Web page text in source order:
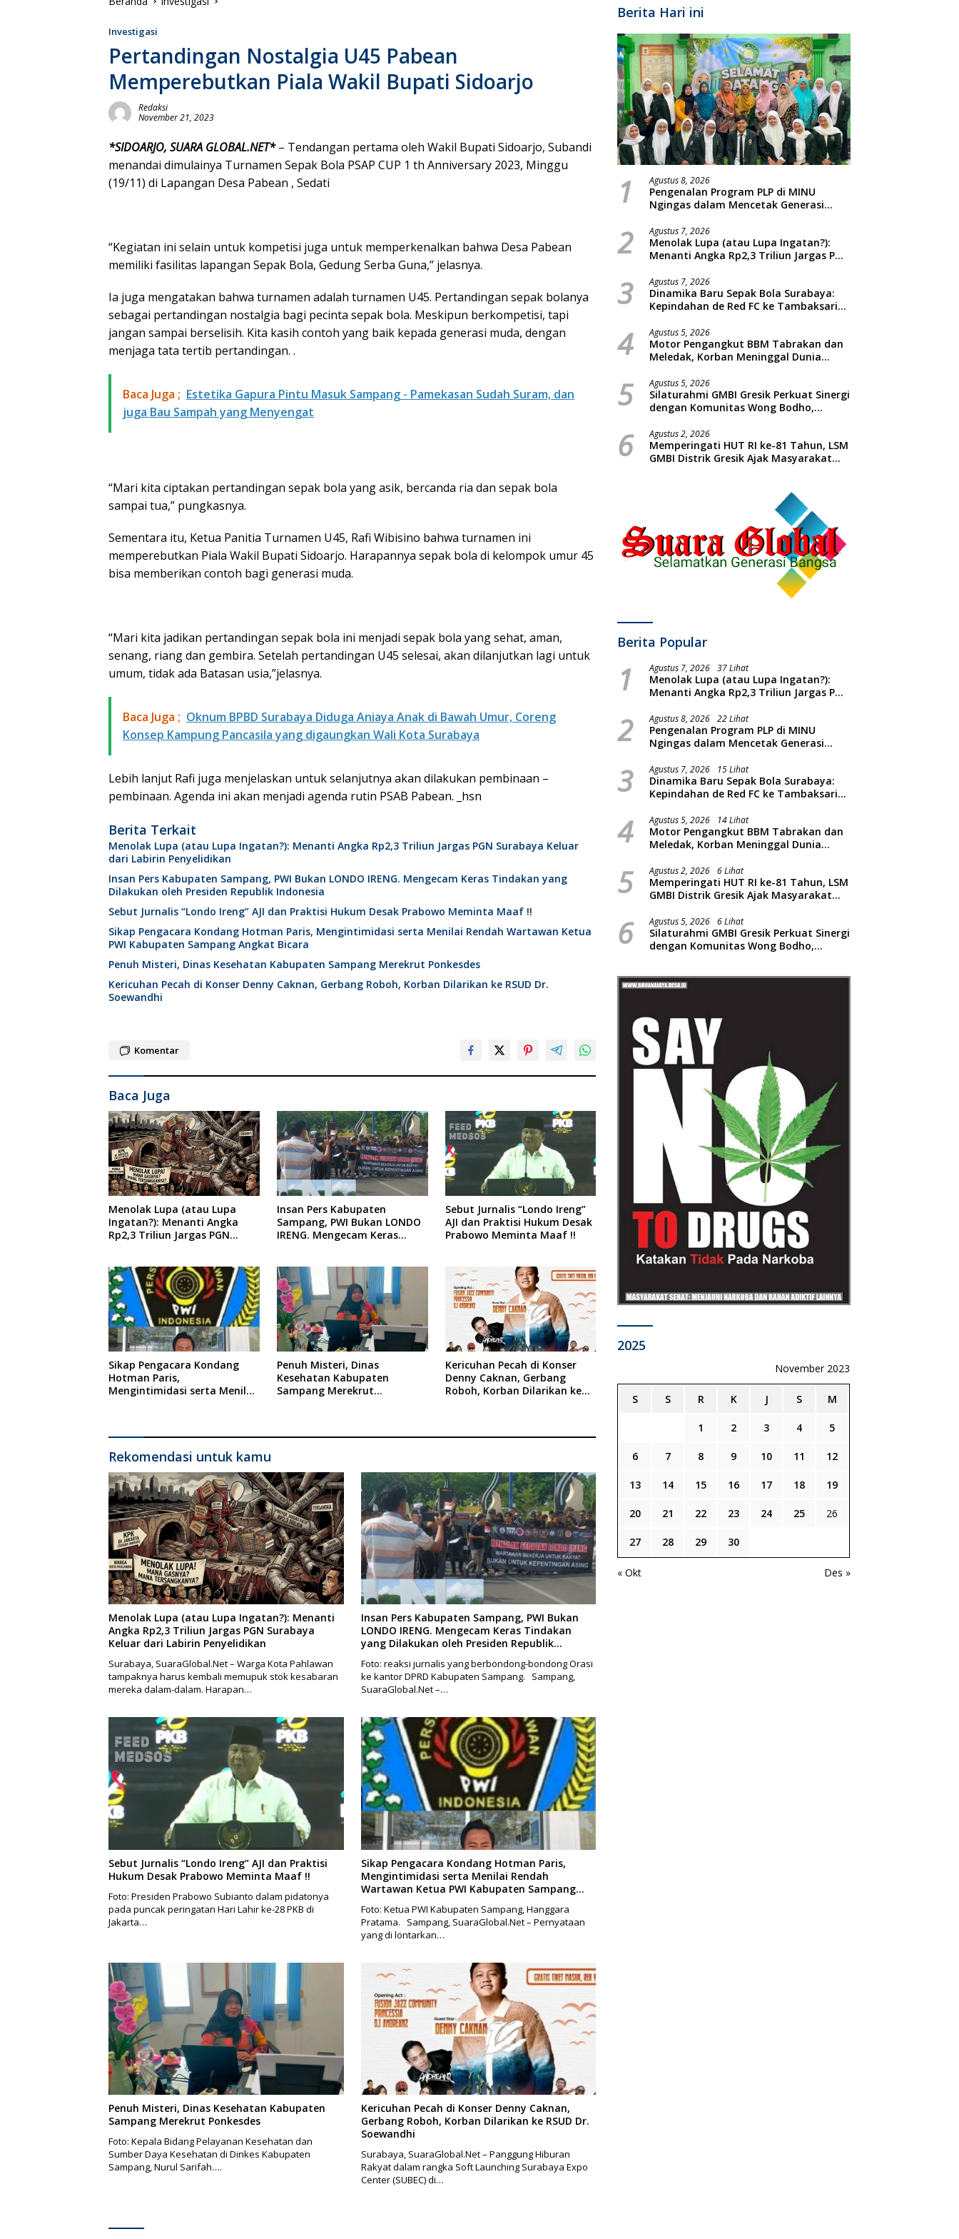
Investigasi
Pertandingan Nostalgia U45 Pabean
Memperebutkan Piala Wakil Bupati Sidoarjo
Redaksi
November 21, 2023
*SIDOARJO, SUARA GLOBAL.NET*– Tendangan pertama oleh Wakil Bupati Sidoarjo, Subandi
menandai dimulainya Turnamen Sepak Bola PSAP CUP 1 th Anniversary 2023, Minggu
(19/11) di Lapangan Desa Pabean , Sedati
“Kegiatan ini selain untuk kompetisi juga untuk memperkenalkan bahwa Desa Pabean
memiliki fasilitas lapangan Sepak Bola, Gedung Serba Guna,” jelasnya.
Ia juga mengatakan bahwa turnamen adalah turnamen U45. Pertandingan sepak bolanya
sebagai pertandingan nostalgia bagi pecinta sepak bola. Meskipun berkompetisi, tapi
jangan sampai berselisih. Kita kasih contoh yang baik kepada generasi muda, dengan
menjaga tata tertib pertandingan. .
Baca Juga ; Estetika Gapura Pintu Masuk Sampang - Pamekasan Sudah Suram, dan
juga Bau Sampah yang Menyengat
“Mari kita ciptakan pertandingan sepak bola yang asik, bercanda ria dan sepak bola
sampai tua,” pungkasnya.
Sementara itu, Ketua Panitia Turnamen U45, Rafi Wibisino bahwa turnamen ini
memperebutkan Piala Wakil Bupati Sidoarjo. Harapannya sepak bola di kelompok umur 45
bisa memberikan contoh bagi generasi muda.
“Mari kita jadikan pertandingan sepak bola ini menjadi sepak bola yang sehat, aman,
senang, riang dan gembira. Setelah pertandingan U45 selesai, akan dilanjutkan lagi untuk
umum, tidak ada Batasan usia,”jelasnya.
Baca Juga ; Oknum BPBD Surabaya Diduga Aniaya Anak di Bawah Umur, Coreng
Konsep Kampung Pancasila yang digaungkan Wali Kota Surabaya
Lebih lanjut Rafi juga menjelaskan untuk selanjutnya akan dilakukan pembinaan –
pembinaan. Agenda ini akan menjadi agenda rutin PSAB Pabean. _hsn
Berita Terkait
Menolak Lupa (atau Lupa Ingatan?): Menanti Angka Rp2,3 Triliun Jargas PGN Surabaya Keluar
dari Labirin Penyelidikan
Insan Pers Kabupaten Sampang, PWI Bukan LONDO IRENG. Mengecam Keras Tindakan yang
Dilakukan oleh Presiden Republik Indonesia
Sebut Jurnalis “Londo Ireng” AJI dan Praktisi Hukum Desak Prabowo Meminta Maaf !!
Sikap Pengacara Kondang Hotman Paris, Mengintimidasi serta Menilai Rendah Wartawan Ketua
PWI Kabupaten Sampang Angkat Bicara
Penuh Misteri, Dinas Kesehatan Kabupaten Sampang Merekrut Ponkesdes
Kericuhan Pecah di Konser Denny Caknan, Gerbang Roboh, Korban Dilarikan ke RSUD Dr.
Soewandhi
Komentar
Baca Juga
Menolak Lupa (atau Lupa
Ingatan?): Menanti Angka
Rp2,3 Triliun Jargas PGN
Insan Pers Kabupaten
Sampang, PWI Bukan LONDO
IRENG. Mengecam Keras
Indonesia
Sebut Jurnalis “Londo Ireng”
AJI dan Praktisi Hukum Desak
Prabowo Meminta Maaf !!
Sikap Pengacara Kondang
Hotman Paris,
Mengintimidasi serta Menilai
Penuh Misteri, Dinas
Kesehatan Kabupaten
Sampang Merekrut
Kericuhan Pecah di Konser
Denny Caknan, Gerbang
Roboh, Korban Dilarikan ke
Rekomendasi untuk kamu
Menolak Lupa (atau Lupa Ingatan?): Menanti
Angka Rp2,3 Triliun Jargas PGN Surabaya
Keluar dari Labirin Penyelidikan
Surabaya, SuaraGlobal.Net – Warga Kota Pahlawan
tampaknya harus kembali memupuk stok kesabaran
mereka dalam-dalam. Harapan…
Insan Pers Kabupaten Sampang, PWI Bukan
LONDO IRENG. Mengecam Keras Tindakan
yang Dilakukan oleh Presiden Republik
Foto: reaksi jurnalis yang berbondong-bondong Orasi
ke kantor DPRD Kabupaten Sampang. Sampang,
SuaraGlobal.Net –…
Sebut Jurnalis “Londo Ireng” AJI dan Praktisi
Hukum Desak Prabowo Meminta Maaf !!
Foto: Presiden Prabowo Subianto dalam pidatonya
pada puncak peringatan Hari Lahir ke-28 PKB di
Jakarta…
Sikap Pengacara Kondang Hotman Paris,
Mengintimidasi serta Menilai Rendah
Wartawan Ketua PWI Kabupaten Sampang
Foto: Ketua PWI Kabupaten Sampang, Hanggara
Pratama. Sampang, SuaraGlobal.Net – Pernyataan
yang di lontarkan…
Penuh Misteri, Dinas Kesehatan Kabupaten
Sampang Merekrut Ponkesdes
Foto: Kepala Bidang Pelayanan Kesehatan dan
Sumber Daya Kesehatan di Dinkes Kabupaten
Sampang, Nurul Sarifah….
Kericuhan Pecah di Konser Denny Caknan,
Gerbang Roboh, Korban Dilarikan ke RSUD Dr.
Soewandhi
Surabaya, SuaraGlobal.Net – Panggung Hiburan
Rakyat dalam rangka Soft Launching Surabaya Expo
Center (SUBEC) di…
Berita Hari ini
1 Agustus 8, 2026
Pengenalan Program PLP di MINU
Ngingas dalam Mencetak Generasi
2 Agustus 7, 2026
Menolak Lupa (atau Lupa Ingatan?):
Menanti Angka Rp2,3 Triliun Jargas PGN
Penyelidikan
3 Agustus 7, 2026
Dinamika Baru Sepak Bola Surabaya:
Kepindahan de Red FC ke Tambaksari
4 Agustus 5, 2026
Motor Pengangkut BBM Tabrakan dan
Meledak, Korban Meninggal Dunia
5 Agustus 5, 2026
Silaturahmi GMBI Gresik Perkuat Sinergi
dengan Komunitas Wong Bodho,
Reggae Vespa Menjelang Acara
Sunatan Massal dan Santunan Anak
Yatim
6 Agustus 2, 2026
Memperingati HUT RI ke-81 Tahun, LSM
GMBI Distrik Gresik Ajak Masyarakat
Berita Popular
1 Agustus 7, 2026 37 Lihat
Menolak Lupa (atau Lupa Ingatan?):
Menanti Angka Rp2,3 Triliun Jargas PGN
Penyelidikan
2 Agustus 8, 2026 22 Lihat
Pengenalan Program PLP di MINU
Ngingas dalam Mencetak Generasi
3 Agustus 7, 2026 15 Lihat
Dinamika Baru Sepak Bola Surabaya:
Kepindahan de Red FC ke Tambaksari
4 Agustus 5, 2026 14 Lihat
Motor Pengangkut BBM Tabrakan dan
Meledak, Korban Meninggal Dunia
5 Agustus 2, 2026 6 Lihat
Memperingati HUT RI ke-81 Tahun, LSM
GMBI Distrik Gresik Ajak Masyarakat
6 Agustus 5, 2026 6 Lihat
Silaturahmi GMBI Gresik Perkuat Sinergi
dengan Komunitas Wong Bodho,
Sunatan Massal dan Santunan Anak
2025
November 2023
S S R K J S M
1 2 3 4 5
6 7 8 9 10 11 12
13 14 15 16 17 18 19
20 21 22 23 24 25 26
27 28 29 30
« Okt Des »